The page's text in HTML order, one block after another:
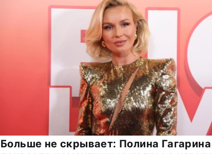
Больше не скрывает: Полина Гагарина